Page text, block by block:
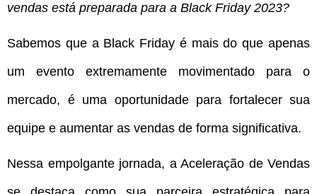
vendas está preparada para a Black Friday 2023?
Sabemos que a Black Friday é mais do que apenas
um evento extremamente movimentado para o
mercado, é uma oportunidade para fortalecer sua
equipe e aumentar as vendas de forma significativa.
Nessa empolgante jornada, a Aceleração de Vendas